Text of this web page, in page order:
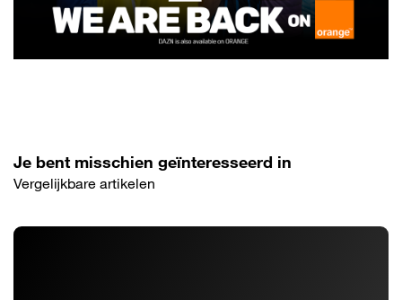
Je bent misschien geïnteresseerd in
Vergelijkbare artikelen